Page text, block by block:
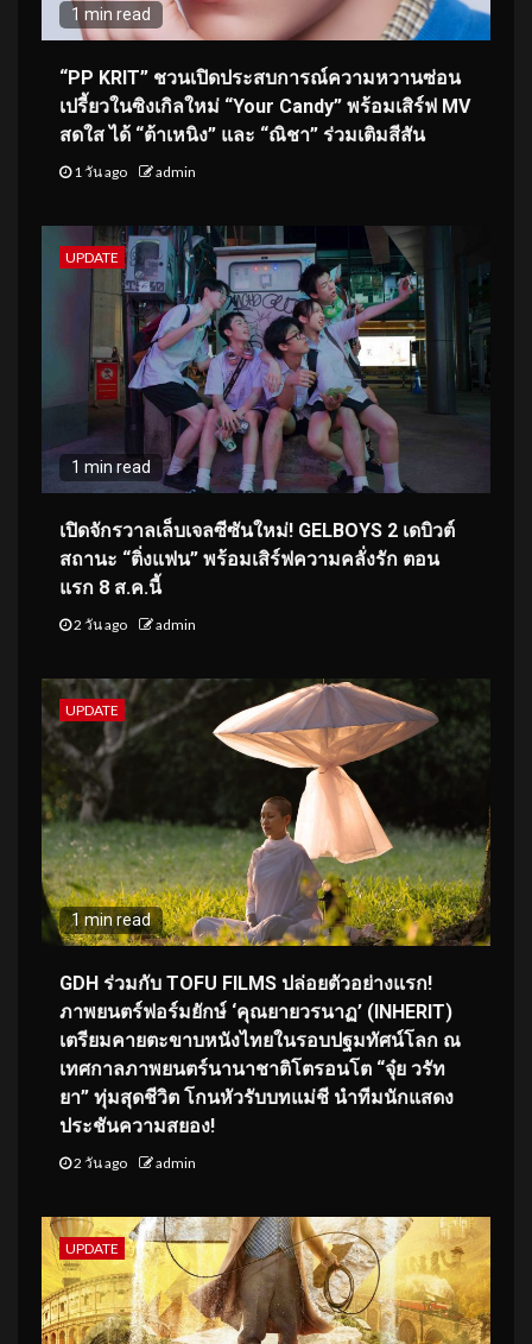
1 min read
“PP KRIT” ชวนเปิดประสบการณ์ความหวานซ่อน
เปรี้ยวในซิงเกิลใหม่ “Your Candy” พร้อมเสิร์ฟ MV
สดใส ได้ “ต้าเหนิง” และ “ณิชา” ร่วมเติมสีสัน
1 วัน ago admin
UPDATE
1 min read
เปิดจักรวาลเล็บเจลซีซันใหม่! GELBOYS 2 เดบิวต์
สถานะ “ติ่งแฟน” พร้อมเสิร์ฟความคลั่งรัก ตอน
แรก 8 ส.ค.นี้
2 วัน ago admin
UPDATE
1 min read
GDH ร่วมกับ TOFU FILMS ปล่อยตัวอย่างแรก!
ภาพยนตร์ฟอร์มยักษ์ ‘คุณยายวรนาฏ’ (INHERIT)
เตรียมคายตะขาบหนังไทยในรอบปฐมทัศน์โลก ณ
เทศกาลภาพยนตร์นานาชาติโตรอนโต “จุ๋ย วรัท
ยา” ทุ่มสุดชีวิต โกนหัวรับบทแม่ชี นำทีมนักแสดง
ประชันความสยอง!
2 วัน ago admin
UPDATE